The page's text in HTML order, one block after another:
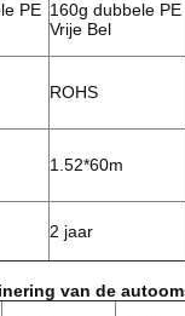
PE 160g dubbele PE
Vrije Bel
ROHS
1.52*60m
2 jaar
van de